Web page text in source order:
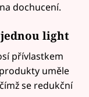
dochucení.
jednou light
přívlastkem
uměle
se redukční